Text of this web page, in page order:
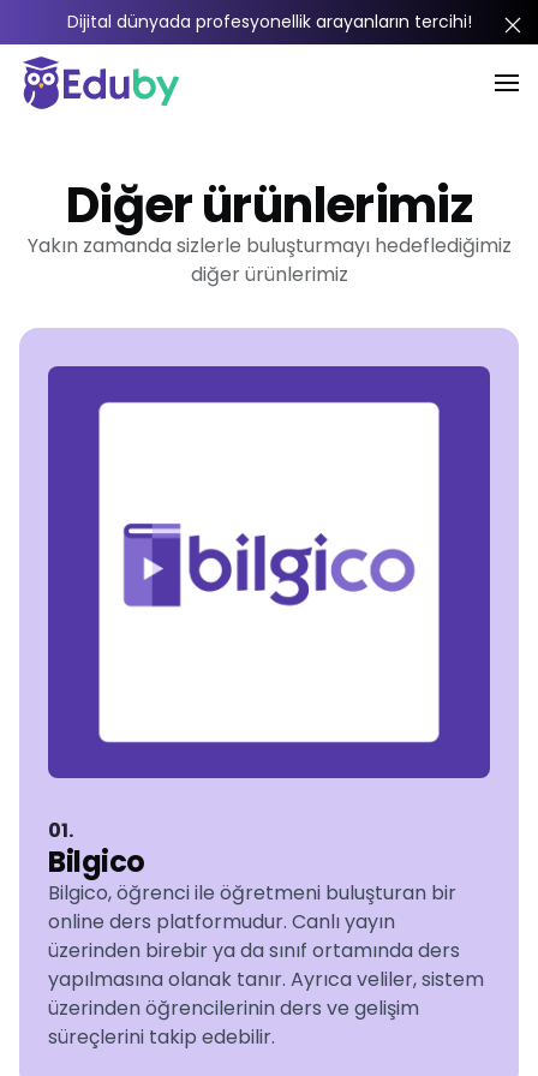
Dijital dünyada profesyonellik arayanların tercihi!
Diğer ürünlerimiz
Yakın zamanda sizlerle buluşturmayı hedeflediğimiz
diğer ürünlerimiz
01.
Bilgico
Bilgico, öğrenci ile öğretmeni buluşturan bir
online ders platformudur. Canlı yayın
üzerinden birebir ya da sınıf ortamında ders
yapılmasına olanak tanır. Ayrıca veliler, sistem
üzerinden öğrencilerinin ders ve gelişim
süreçlerini takip edebilir.